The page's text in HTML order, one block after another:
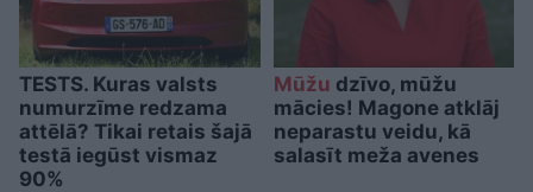
TESTS. Kuras valsts
numurzīme redzama
attēlā? Tikai retais šajā
testā iegūst vismaz
90%
Mūžu dzīvo, mūžu
mācies! Magone atklāj
neparastu veidu, kā
salasīt meža avenes